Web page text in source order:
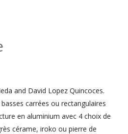
and David Lopez Quincoces.
carrées ou rectangulaires
en aluminium avec 4 choix de
cérame, iroko ou pierre de